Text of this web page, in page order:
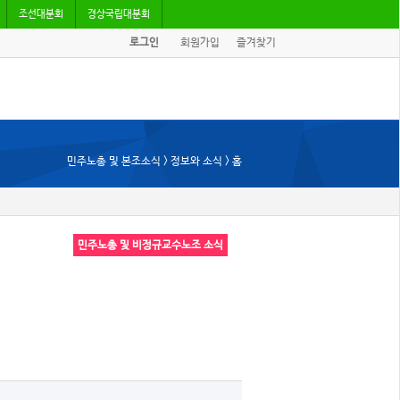
조선대분회 경상국립대분회
로그인 회원가입 즐겨찾기
민주노총 및 본조소식 > 정보와 소식 > 홈
민주노총 및 비정규교수노조 소식